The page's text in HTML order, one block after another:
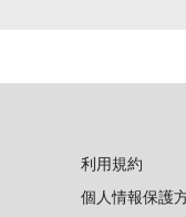
利用規約
個人情報保護